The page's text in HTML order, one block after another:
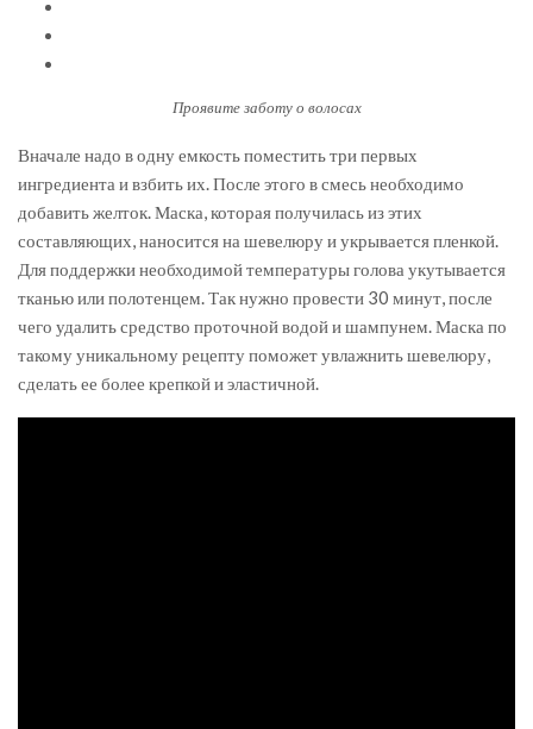
Проявите заботу о волосах
Вначале надо в одну емкость поместить три первых
ингредиента и взбить их. После этого в смесь необходимо
добавить желток. Маска, которая получилась из этих
составляющих, наносится на шевелюру и укрывается пленкой.
Для поддержки необходимой температуры голова укутывается
тканью или полотенцем. Так нужно провести 30 минут, после
чего удалить средство проточной водой и шампунем. Маска по
такому уникальному рецепту поможет увлажнить шевелюру,
сделать ее более крепкой и эластичной.